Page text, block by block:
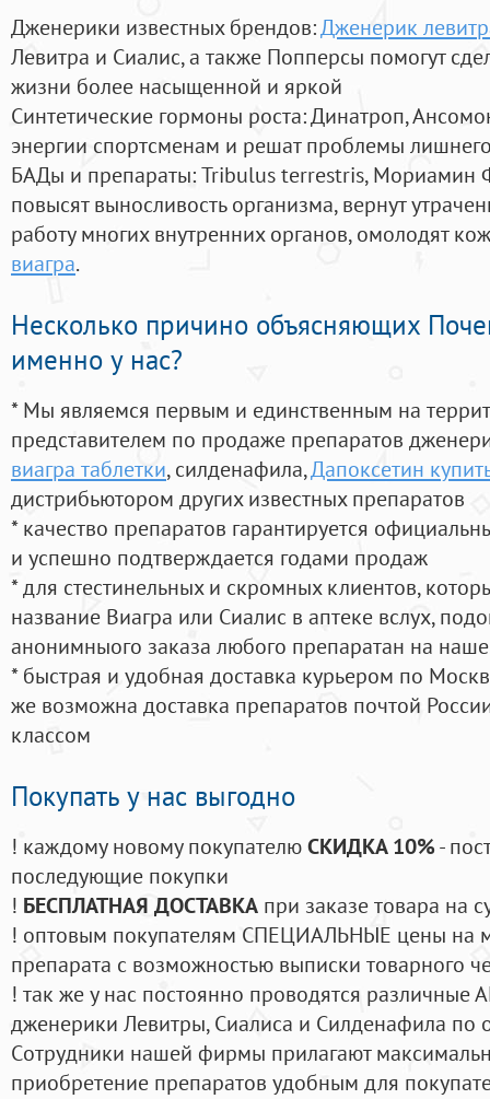
Дженерики известных брендов:Дженерик
Левитра и Сиалис, а также Попперсы помогут
жизни более насыщенной и яркой
Синтетические гормоны роста: Динатроп,
энергии спортсменам и решат проблемы
БАДы и препараты:Tribulus terrestris, Мориамин
повысят выносливость организма, вернут
работу многих внутренних органов, омолодят
виагра.
Несколько причино объясняющих
именно у нас?
* Мы являемся первым и единственным на
представителем по продаже препаратов
виагра таблетки, силденафила,Дапоксетин
дистрибьютором других известных препаратов
* качество препаратов гарантируется
и успешно подтверждается годами продаж
* для стестинельных и скромных клиентов,
название Виагра или Сиалис в аптеке вслух,
анонимныого заказа любого препаратан на
* быстрая и удобная доставка курьером по
же возможна доставка препаратов почтой
классом
Покупать у нас выгодно
! каждому новому покупателюСКИДКА 10%-
последующие покупки
! БЕСПЛАТНАЯ ДОСТАВКА при заказе товара на
! оптовым покупателям СПЕЦИАЛЬНЫЕ цены на
препарата с возможностью выписки товарного
! так же у нас постоянно проводятся
дженерики Левитры, Сиалиса и Силденафила по
Cотрудники нашей фирмы прилагают
приобретение препаратов удобным для